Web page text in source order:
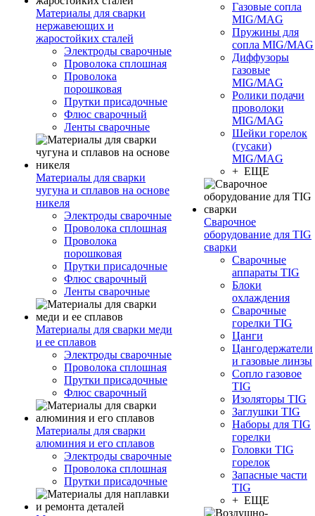
Материалы для сварки
нержавеющих и
жаростойких сталей
Электроды сварочные
Проволока сплошная
Проволока
порошковая
Прутки присадочные
Флюс сварочный
Ленты сварочные
Материалы для сварки
чугуна и сплавов на основе
никеля
Электроды сварочные
Проволока сплошная
Проволока
порошковая
Прутки присадочные
Флюс сварочный
Ленты сварочные
Материалы для сварки меди
и ее сплавов
Электроды сварочные
Проволока сплошная
Прутки присадочные
Флюс сварочный
Материалы для сварки
алюминия и его сплавов
Электроды сварочные
Проволока сплошная
Прутки присадочные
Газовые сопла
MIG/MAG
Пружины для
сопла MIG/MAG
Диффузоры
газовые
MIG/MAG
Ролики подачи
проволоки
MIG/MAG
Шейки горелок
(гусаки)
MIG/MAG
+ ЕЩЕ
Сварочное
оборудование для TIG
сварки
Сварочные
аппараты TIG
Блоки
охлаждения
Сварочные
горелки TIG
Цанги
Цангодержатели
и газовые линзы
Сопло газовое
TIG
Изоляторы TIG
Заглушки TIG
Наборы для TIG
горелки
Головки TIG
горелок
Запасные части
TIG
+ ЕЩЕ